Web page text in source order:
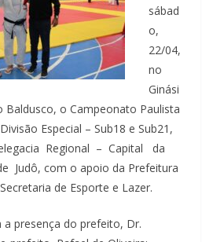
sábad
o,
22/04,
no
Ginási
Baldusco, o Campeonato Paulista
Especial – Sub18 e Sub21,
Regional – Capital da
Judô, com o apoio da Prefeitura
de Esporte e Lazer.
presença do prefeito, Dr.